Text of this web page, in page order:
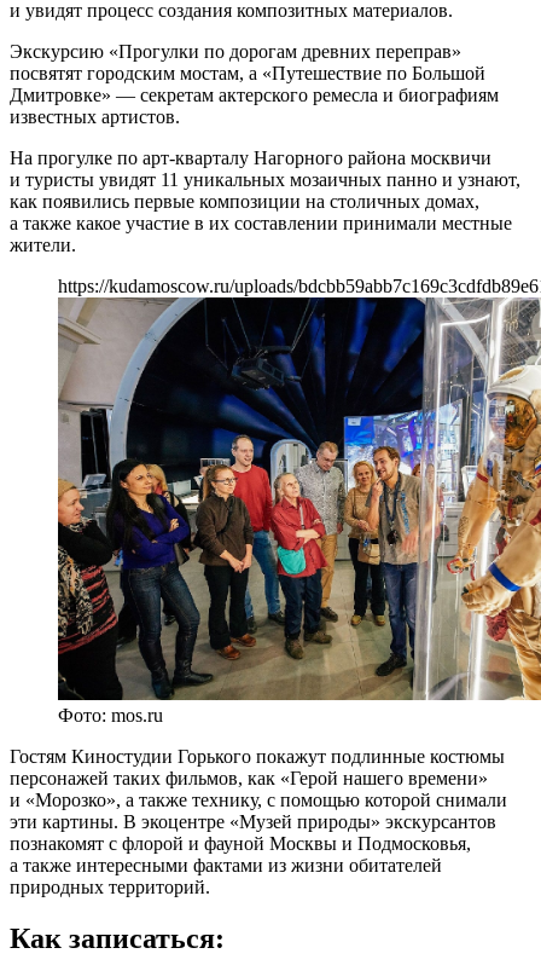
и увидят процесс создания композитных материалов.
Экскурсию «Прогулки по дорогам древних переправ»
посвятят городским мостам, а «Путешествие по Большой
Дмитровке» — секретам актерского ремесла и биографиям
известных артистов.
На прогулке по арт-кварталу Нагорного района москвичи
и туристы увидят 11 уникальных мозаичных панно и узнают,
как появились первые композиции на столичных домах,
а также какое участие в их составлении принимали местные
жители.
https://kudamoscow.ru/uploads/
Фото: mos.ru
Гостям Киностудии Горького покажут подлинные костюмы
персонажей таких фильмов, как «Герой нашего времени»
и «Морозко», а также технику, с помощью которой снимали
эти картины. В экоцентре «Музей природы» экскурсантов
познакомят с флорой и фауной Москвы и Подмосковья,
а также интересными фактами из жизни обитателей
природных территорий.
Как записаться: